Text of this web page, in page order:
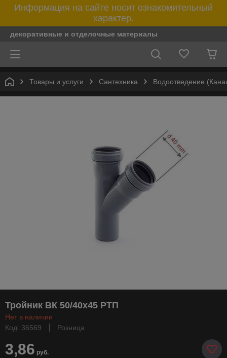
Информация на сайте носит ознакомительный
характер.
декоративные и отделочные материалы
Товары и услуги Сантехника Водоотведение
Тройник ВК 50/40х45 РТП
Нет в наличии
Код: 36569
Розница
3,86 руб.